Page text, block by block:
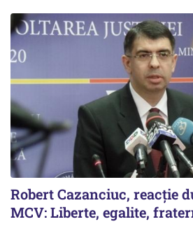
Robert Cazanciuc, reacţie
MCV: Liberte, egalite,